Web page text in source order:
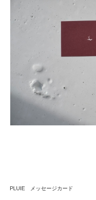
PLUIE メッセージカード